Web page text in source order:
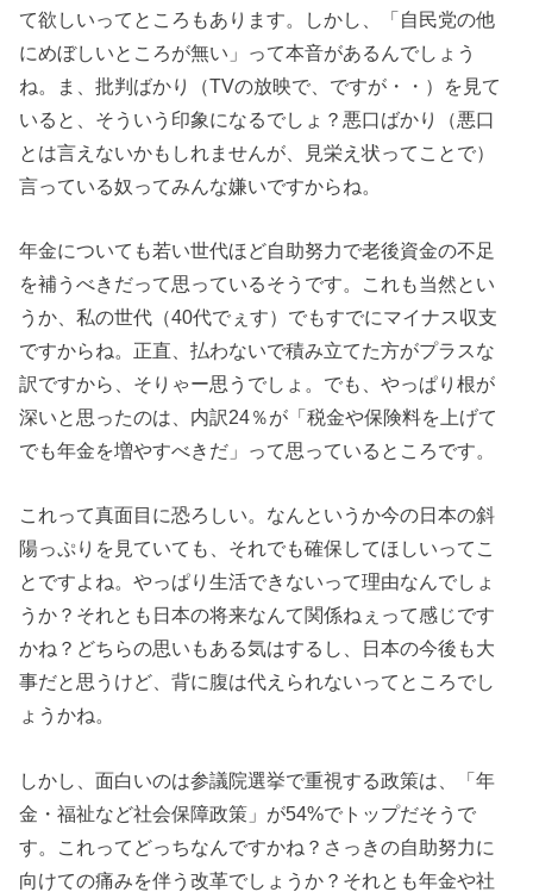
て欲しいってところもあります。しかし、「自民党の他
にめぼしいところが無い」って本音があるんでしょう
ね。ま、批判ばかり（TVの放映で、ですが・・）を見て
いると、そういう印象になるでしょ？悪口ばかり（悪口
とは言えないかもしれませんが、見栄え状ってことで）
言っている奴ってみんな嫌いですからね。
年金についても若い世代ほど自助努力で老後資金の不足
を補うべきだって思っているそうです。これも当然とい
うか、私の世代（40代でぇす）でもすでにマイナス収支
ですからね。正直、払わないで積み立てた方がプラスな
訳ですから、そりゃー思うでしょ。でも、やっぱり根が
深いと思ったのは、内訳24％が「税金や保険料を上げて
でも年金を増やすべきだ」って思っているところです。
これって真面目に恐ろしい。なんというか今の日本の斜
陽っぷりを見ていても、それでも確保してほしいってこ
とですよね。やっぱり生活できないって理由なんでしょ
うか？それとも日本の将来なんて関係ねぇって感じです
かね？どちらの思いもある気はするし、日本の今後も大
事だと思うけど、背に腹は代えられないってところでし
ょうかね。
しかし、面白いのは参議院選挙で重視する政策は、「年
金・福祉など社会保障政策」が54%でトップだそうで
す。これってどっちなんですかね？さっきの自助努力に
向けての痛みを伴う改革でしょうか？それとも年金や社